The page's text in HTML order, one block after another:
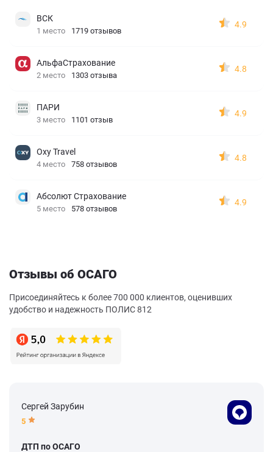
ВСК
1 место 1719 отзывов
4.9
АльфаСтрахование
2 место 1303 отзыва
4.8
ПАРИ
3 место 1101 отзыв
4.9
Oxy Travel
4 место 758 отзывов
4.8
Абсолют Страхование
5 место 578 отзывов
4.9
Отзывы об ОСАГО
Присоединяйтесь к более 700 000 клиентов, оценивших
удобство и надежность ПОЛИС 812
Сергей Зарубин
5
ДТП по ОСАГО